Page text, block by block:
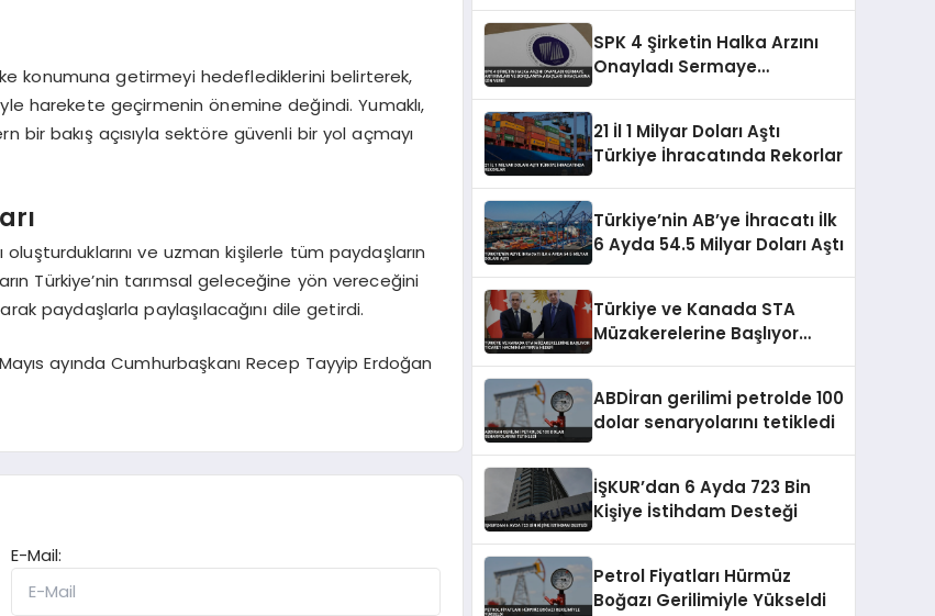
konumuna getirmeyi hedeflediklerini belirterek,
harekete geçirmenin önemine değindi. Yumaklı,
bir bakış açısıyla sektöre güvenli bir yol açmayı
oluşturduklarını ve uzman kişilerle tüm paydaşların
Türkiye’nin tarımsal geleceğine yön vereceğini
paydaşlarla paylaşılacağını dile getirdi.
ayında Cumhurbaşkanı Recep Tayyip Erdoğan
E-Mail:
SPK 4 Şirketin Halka Arzını
Onayladı Sermaye
21 İl 1 Milyar Doları Aştı
Türkiye İhracatında Rekorlar
Türkiye’nin AB’ye İhracatı İlk
6 Ayda 54.5 Milyar Doları Aştı
Türkiye ve Kanada STA
Müzakerelerine Başlıyor
ABDİran gerilimi petrolde 100
dolar senaryolarını tetikledi
İŞKUR’dan 6 Ayda 723 Bin
Kişiye İstihdam Desteği
Petrol Fiyatları Hürmüz
Boğazı Gerilimiyle Yükseldi